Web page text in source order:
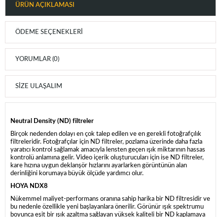
ÜRÜN AÇIKLAMASI
ÖDEME SEÇENEKLERI
YORUMLAR (0)
SIZE ULAŞALIM
Neutral Density (ND) filtreler
Birçok nedenden dolayı en çok talep edilen ve en gerekli fotoğrafçılık
filtreleridir. Fotoğrafçılar için ND filtreler, pozlama üzerinde daha fazla
yaratıcı kontrol sağlamak amacıyla lensten geçen ışık miktarının hassas
kontrolü anlamına gelir. Video içerik oluşturucuları için ise ND filtreler,
kare hızına uygun deklanşör hızlarını ayarlarken görüntünün alan
derinliğini korumaya büyük ölçüde yardımcı olur.
HOYA NDX8
Nükemmel maliyet-performans oranına sahip harika bir ND filtresidir ve
bu nedenle özellikle yeni başlayanlara önerilir. Görünür ışık spektrumu
boyunca eşit bir ışık azaltma sağlayan yüksek kaliteli bir ND kaplamaya